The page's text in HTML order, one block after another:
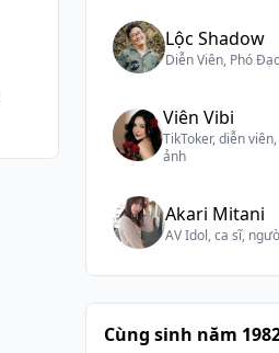
Lộc Shadow
Diễn Viên, Phó
Viên Vibi
TikToker, diễn
ảnh
Akari Mitani
AV Idol, ca sĩ,
Cùng sinh năm